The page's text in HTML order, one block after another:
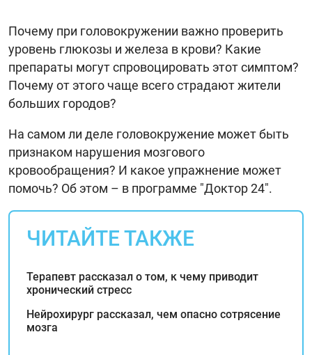
Почему при головокружении важно проверить
уровень глюкозы и железа в крови? Какие
препараты могут спровоцировать этот симптом?
Почему от этого чаще всего страдают жители
больших городов?
На самом ли деле головокружение может быть
признаком нарушения мозгового
кровообращения? И какое упражнение может
помочь? Об этом – в программе "Доктор 24".
ЧИТАЙТЕ ТАКЖЕ
Терапевт рассказал о том, к чему приводит
хронический стресс
Нейрохирург рассказал, чем опасно сотрясение
мозга